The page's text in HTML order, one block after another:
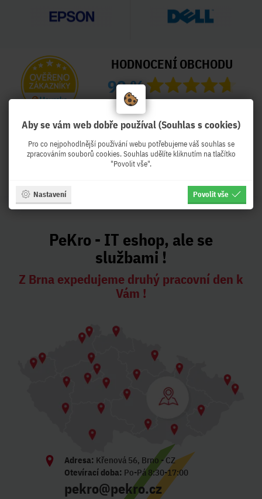
HODNOCENÍ OBCHODU
99 %
Obchod Pekro.cz hodnotilo 3995
Naposled přidané hodnocení:
Ověřený zákazník
Ověřený zákazník
PeKro - IT eshop, ale se
službami !
Z Brna expedujeme druhý pracovní den k
Vám !
Adresa: Křenová 56, Brno - CZ
Otevírací doba: Po-Pá 8:30-17:00
pekro@pekro.cz
Aby se vám web dobře používal (Souhlas s cookies)
Pro co nejpohodlnější používání webu potřebujeme váš souhlas se
zpracováním souborů cookies. Souhlas udělíte kliknutím na tlačítko
"Povolit vše".
Nastavení Povolit vše